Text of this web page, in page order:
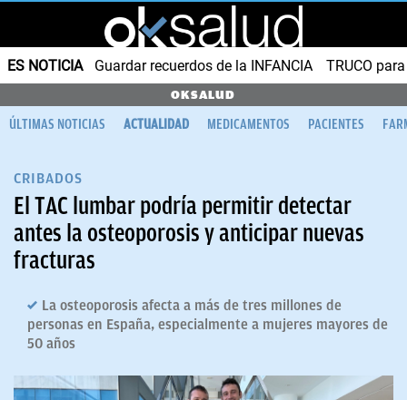
ES NOTICIA Guardar recuerdos de la INFANCIA TRUCO
OKSALUD
ÚLTIMAS NOTICIAS ACTUALIDAD MEDICAMENTOS PACIENTES
CRIBADOS
El TAC lumbar podría permitir detectar
antes la osteoporosis y anticipar nuevas
fracturas
La osteoporosis afecta a más de tres millones de
personas en España, especialmente a mujeres mayores de
50 años